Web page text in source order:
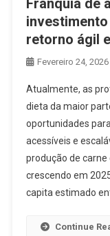
Franquia de
retorno ágil
Fevereiro 24, 2026
Atualmente, as
dieta da maior
oportunidades
acessíveis e
produção de
crescendo em
capita estimado
Continue